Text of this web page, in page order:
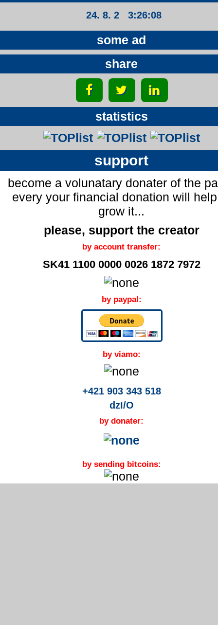
24. 8. 2 3:26:08
some ad
share
statistics
support
become a volunatary donater of the
every your financial donation will
grow it...
please, support the creator
by account transfer:
SK41 1100 0000 0026 1872 7972
by paypal:
by viamo:
+421 903 343 518
dzI/O
by donater:
by sending bitcoins: